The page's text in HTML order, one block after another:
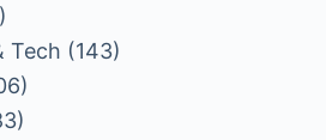
Tech (143)